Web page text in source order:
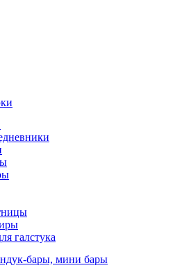
галстука
бары, мини бары